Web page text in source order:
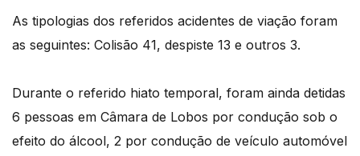
As tipologias dos referidos acidentes de viação foram
as seguintes: Colisão 41, despiste 13 e outros 3.
Durante o referido hiato temporal, foram ainda detidas
6 pessoas em Câmara de Lobos por condução sob o
efeito do álcool, 2 por condução de veículo automóvel